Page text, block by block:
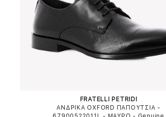
FRATELLI PETRIDI
ΑΝΔΡΙΚΑ OXFORD ΠΑΠΟΥΤΣΙΑ -